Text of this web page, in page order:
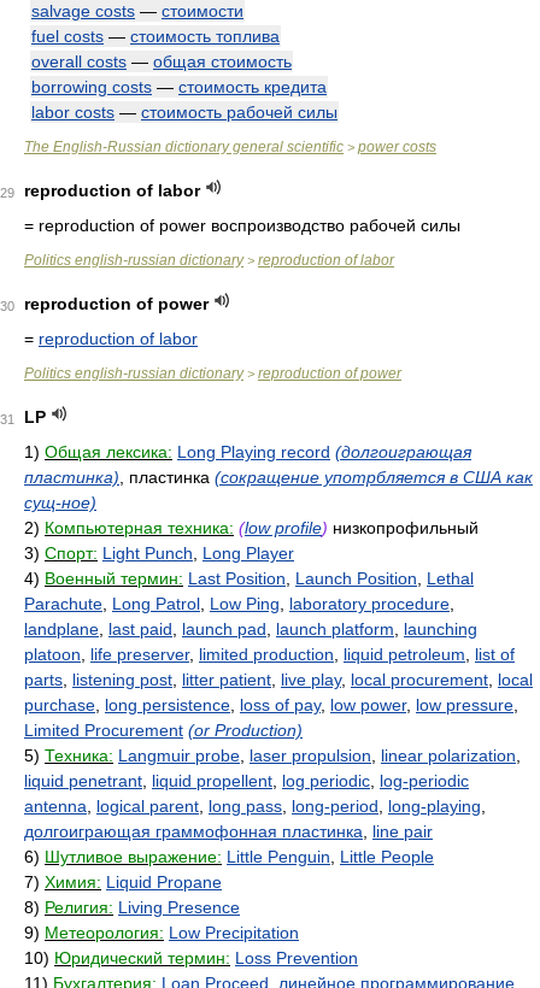
salvage costs — стоимости
fuel costs — стоимость топлива
overall costs — общая стоимость
borrowing costs — стоимость кредита
labor costs — стоимость рабочей силы
The English-Russian dictionary general scientific > power costs
29
reproduction of labor
= reproduction of power воспроизводство рабочей силы
Politics english-russian dictionary> reproduction of labor
30
reproduction of power
= reproduction of labor
Politics english-russian dictionary> reproduction of power
31
LP
1) Общая лексика: Long Playing record (долгоиграющая
пластинка) , пластинка (сокращение употрбляется в США как
сущ-ное)
2) Компьютерная техника: (low profile) низкопрофильный
3) Спорт: Light Punch
Long Player
4) Военный термин: Last Position Launch Position
Lethal
Parachute Long Patrol Low Ping laboratory procedure
landplane last paid launch pad launch platform
launching
platoon
life preserver, limited production liquid petroleum
list of
parts listening post litter patient live play, local procurement local
purchase long persistence loss of pay, low power, low pressure
Limited Procurement (or Production)
5) Техника: Langmuir probe laser propulsion linear polarization
liquid penetrant liquid propellent log periodic log-periodic
antenna
logical parent long pass long-period long-playing
долгоиграющая граммофонная пластинка
line pair
6) Шутливое выражение: Little Penguin
Little People
7) Химия: Liquid Propane
8) Религия: Living Presence
9) Метеорология: Low Precipitation
10) Юридический термин: Loss Prevention
11) Бухгалтерия: Loan Proceed линейное программирование